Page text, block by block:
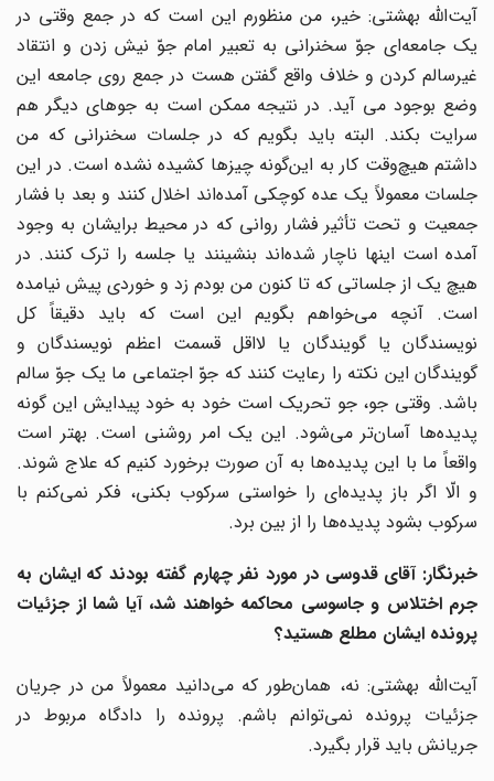
آیت‌الله بهشتی: خیر، من منظورم این است که در جمع وقتی در
یک جامعه‌ای جوّ سخنرانی به تعبیر امام جوّ نیش زدن و انتقاد
غیرسالم کردن و خلاف واقع گفتن هست در جمع روی جامعه این
وضع بوجود می آید. در نتیجه ممکن است به جوهای دیگر هم
سرایت بکند. البته باید بگویم که در جلسات سخنرانی که من
داشتم هیچ‌وقت کار به این‌گونه چیزها کشیده نشده است. در این
جلسات معمولاً یک عده کوچکی آمده‌اند اخلال کنند و بعد با فشار
جمعیت و تحت تأثیر فشار روانی که در محیط برایشان به وجود
آمده است اینها ناچار شده‌اند بنشینند یا جلسه را ترک کنند. در
هیچ یک از جلساتی که تا کنون من بودم زد و خوردی پیش نیامده
است. آنچه می‌خواهم بگویم این است که باید دقیقاً کل
نویسندگان یا گویندگان یا لااقل قسمت اعظم نویسندگان و
گویندگان این نکته را رعایت کنند که جوّ اجتماعی ما یک جوّ سالم
باشد. وقتی جو، جو تحریک است خود به خود پیدایش این گونه
پدیده‌ها آسان‌تر می‌شود. این یک امر روشنی است. بهتر است
واقعاً ما با این پدیده‌ها به آن صورت برخورد کنیم که علاج شوند.
و الّا اگر باز پدیده‌ای را خواستی سرکوب بکنی، فکر نمی‌کنم با
سرکوب بشود پدیده‌ها را از بین برد.
خبرنگار: آقای قدوسی در مورد نفر چهارم گفته بودند که ایشان به
جرم اختلاس و جاسوسی محاکمه خواهند شد، آیا شما از جزئیات
پرونده ایشان مطلع هستید؟
آیت‌الله بهشتی: نه، همان‌طور که می‌دانید معمولاً من در جریان
جزئیات پرونده نمی‌توانم باشم. پرونده را دادگاه مربوط در
جریانش باید قرار بگیرد.